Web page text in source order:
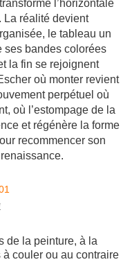
l’horizontale
La réalité devient
le tableau un
ses bandes colorées
la fin se rejoignent
où monter revient
perpétuel où
où l’estompage de la
et régénère la forme
recommencer son
de la peinture, à la
à couler ou au contraire